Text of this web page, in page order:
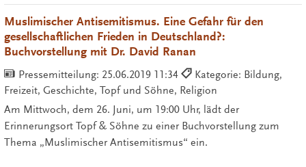
Muslimischer Antisemitismus. Eine Gefahr für den
gesellschaftlichen Frieden in Deutschland?:
Buchvorstellung mit Dr. David Ranan
Pressemitteilung: 25.06.2019 11:34
Kategorie: Bildung,
Freizeit, Geschichte, Topf und Söhne, Religion
Am Mittwoch, dem 26. Juni, um 19:00 Uhr, lädt der
Erinnerungsort Topf & Söhne zu einer Buchvorstellung zum
Thema „Muslimischer Antisemitismus“ ein.